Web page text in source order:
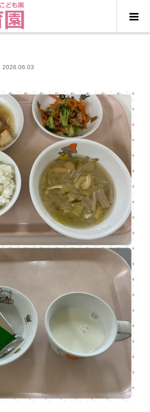
2026.06.03